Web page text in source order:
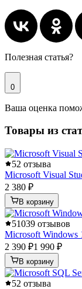
Полезная статья?
0
Ваша оценка
Товары из
52 отзыва
Microsoft Visual
2 380 ₽
В корзину
51039 отзывов
Microsoft
2 390 ₽1 990 ₽
В корзину
52 отзыва